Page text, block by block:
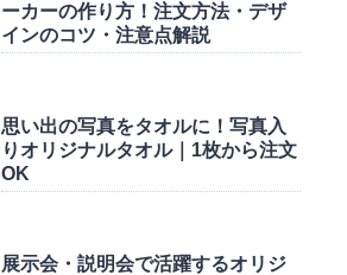
ーカーの作り方！注文方法・デザ
インのコツ・注意点解説
思い出の写真をタオルに！写真入
りオリジナルタオル｜1枚から注文
OK
展示会・説明会で活躍するオリジ